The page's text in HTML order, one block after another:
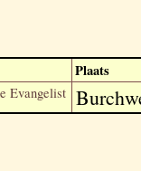
Plaats
Evangelist